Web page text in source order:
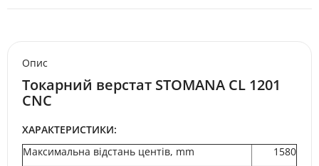
Опис
Токарний верстат STOMANA CL 1201
CNC
ХАРАКТЕРИСТИКИ:
Максимальна відстань центів, mm
1580